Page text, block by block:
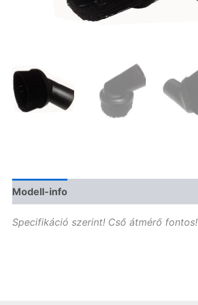
Modell-info
Specifikáció szerint! Cső átmérő fontos!